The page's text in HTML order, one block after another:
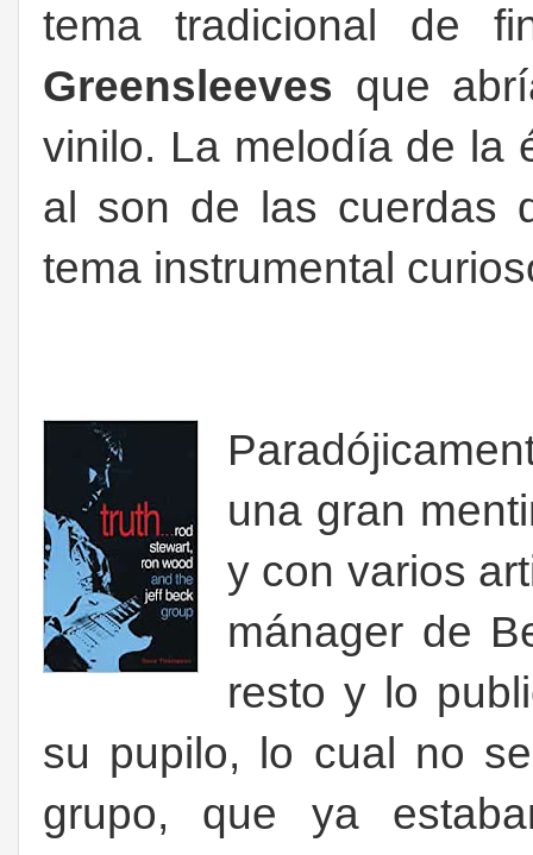
tema tradicional de
Greensleeves que
vinilo. La melodía de la
al son de las cuerdas
tema instrumental
una gran
y con varios
mánager de
resto y lo
su pupilo, lo cual no
grupo, que ya